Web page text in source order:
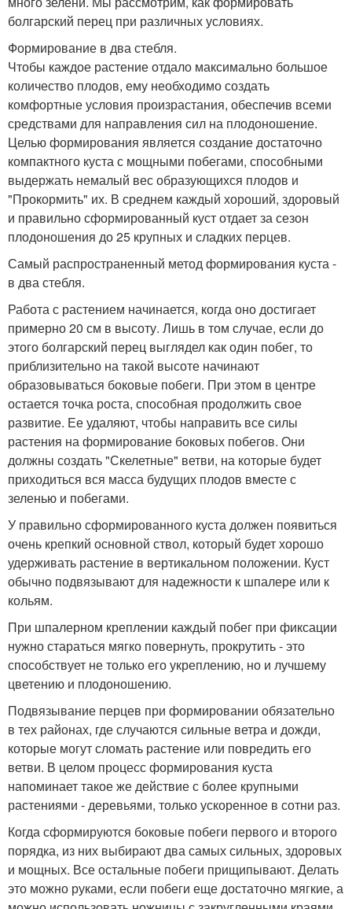
болгарский перец при различных условиях.
Формирование в два стебля.
Чтобы каждое растение отдало максимально большое
количество плодов, ему необходимо создать
комфортные условия произрастания, обеспечив всеми
средствами для направления сил на плодоношение.
Целью формирования является создание достаточно
компактного куста с мощными побегами, способными
выдержать немалый вес образующихся плодов и
"Прокормить" их. В среднем каждый хороший, здоровый
и правильно сформированный куст отдает за сезон
плодоношения до 25 крупных и сладких перцев.
Самый распространенный метод формирования куста -
в два стебля.
Работа с растением начинается, когда оно достигает
примерно 20 см в высоту. Лишь в том случае, если до
этого болгарский перец выглядел как один побег, то
приблизительно на такой высоте начинают
образовываться боковые побеги. При этом в центре
остается точка роста, способная продолжить свое
развитие. Ее удаляют, чтобы направить все силы
растения на формирование боковых побегов. Они
должны создать "Скелетные" ветви, на которые будет
приходиться вся масса будущих плодов вместе с
зеленью и побегами.
У правильно сформированного куста должен появиться
очень крепкий основной ствол, который будет хорошо
удерживать растение в вертикальном положении. Куст
обычно подвязывают для надежности к шпалере или к
кольям.
При шпалерном креплении каждый побег при фиксации
нужно стараться мягко повернуть, прокрутить - это
способствует не только его укреплению, но и лучшему
цветению и плодоношению.
Подвязывание перцев при формировании обязательно
в тех районах, где случаются сильные ветра и дожди,
которые могут сломать растение или повредить его
ветви. В целом процесс формирования куста
напоминает такое же действие с более крупными
растениями - деревьями, только ускоренное в сотни раз.
Когда сформируются боковые побеги первого и второго
порядка, из них выбирают два самых сильных, здоровых
и мощных. Все остальные побеги прищипывают. Делать
это можно руками, если побеги еще достаточно мягкие, а